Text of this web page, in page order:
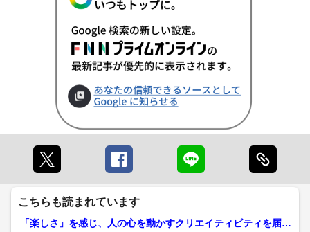
こちらも読まれています
「楽しさ」を感じ、人の心を動かすクリエイティビティを届け